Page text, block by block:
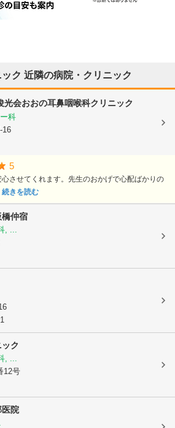
ク 近隣の病院・クリニック
光会おおの耳鼻咽喉科クリニック
科
16
5
させてくれます。先生のおかげで心配ばかりの
続きを読む
仲宿
, ...
ク
, ...
12号
医院